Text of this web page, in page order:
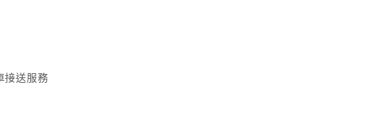
接送服務